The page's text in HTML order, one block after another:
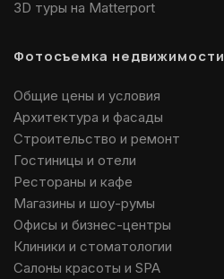
3D туры на Matterport
Фотосъемка недвижимости
Общие цены и условия
Архитектура и фасады
Строительство и ремонт
Гостиницы и отели
Рестораны и кафе
Магазины и шоу-румы
Офисы и бизнес-центры
Клиники и стоматологии
Салоны красоты и SPA